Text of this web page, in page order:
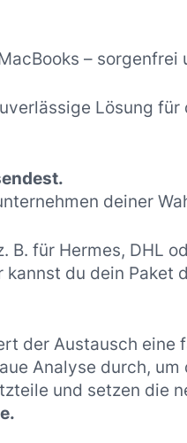
– sorgenfrei
Lösung
deiner
B. für Hermes, DHL
du dein Paket
der Austausch eine
Analyse durch, um
und setzen die